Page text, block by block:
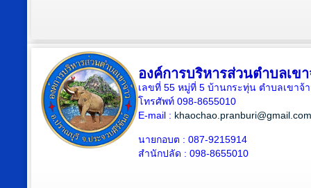
องค์การบริหารส่วนตำบลเข
เลขที่ 55 หมู่ที่ 5 บ้านกระทุ่น ตำบลเขาจ้
โทรศัพท์ 098-8655010
E-mail : khaochao.pranburi@gmail.com
นายกอบต : 087-9215914
สำนักปลัด : 098-8655010